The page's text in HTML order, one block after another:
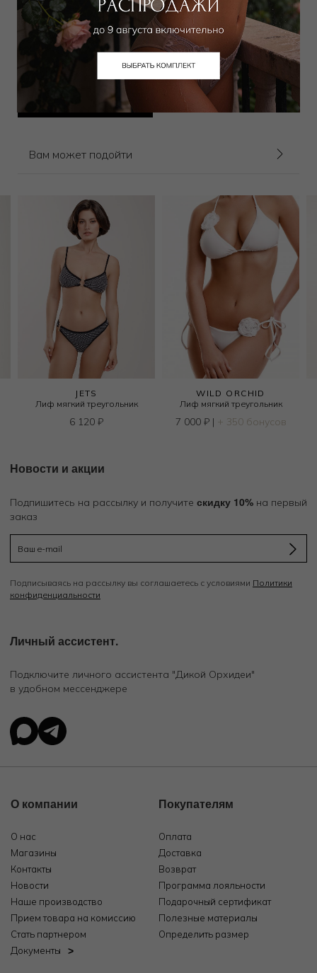
Выбрать размер
Вам может подойти
JETS
Лиф мягкий треугольник
6 120 ₽
WILD ORCHID
Лиф мягкий треугольник
7 000 ₽| + 350 бонусов
Новости и акции
Подпишитесь на рассылку и получите скидку 10% на первый
заказ
Подписываясь на рассылку вы соглашаетесь с условиями Политики
конфиденциальности
Личный ассистент.
Подключите личного ассистента "Дикой Орхидеи"
в удобном мессенджере
О компании
О нас
Магазины
Контакты
Новости
Наше производство
Прием товара на комиссию
Стать партнером
Документы
Покупателям
Оплата
Доставка
Возврат
Программа лояльности
Подарочный сертификат
Полезные материалы
Определить размер